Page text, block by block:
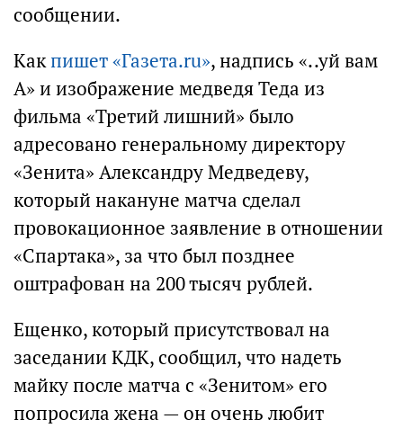
сообщении.
Какпишет «Газета.ru», надпись «..уй вам
А» и изображение медведя Теда из
фильма «Третий лишний» было
адресовано генеральному директору
«Зенита» Александру Медведеву,
который накануне матча сделал
провокационное заявление в отношении
«Спартака», за что был позднее
оштрафован на 200 тысяч рублей.
Ещенко, который присутствовал на
заседании КДК, сообщил, что надеть
майку после матча с «Зенитом» его
попросила жена — он очень любит